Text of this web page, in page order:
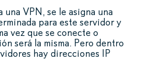
una VPN, se le asigna una
para este servidor y
vez que se conecte o
será la misma. Pero dentro
hay direcciones IP